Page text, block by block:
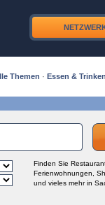
Themen · Essen &
Finden Sie
Ferienwohnungen,
und vieles mehr in